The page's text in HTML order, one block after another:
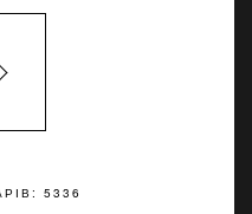
5336